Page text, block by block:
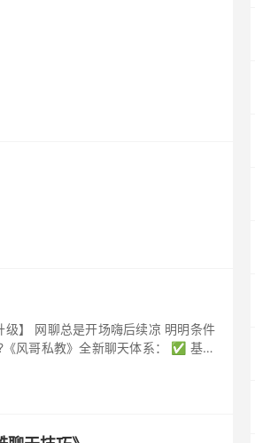
级】 网聊总是开场嗨后续凉 明明条件
风哥私教》全新聊天体系： ✅ 基础